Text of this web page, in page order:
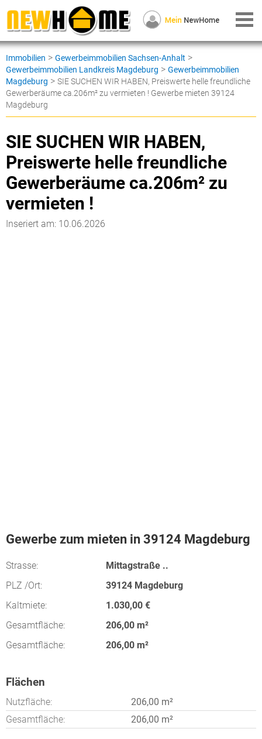
Immobilien > Gewerbeimmobilien Sachsen-Anhalt >
Gewerbeimmobilien Landkreis Magdeburg > Gewerbeimmobilien
Magdeburg > SIE SUCHEN WIR HABEN, Preiswerte helle freundliche
Gewerberäume ca.206m² zu vermieten ! Gewerbe mieten 39124
Magdeburg
SIE SUCHEN WIR HABEN,
Preiswerte helle freundliche
Gewerberäume ca.206m² zu
vermieten !
Inseriert am: 10.06.2026
Gewerbe zum mieten in 39124 Magdeburg
Strasse:
Mittagstraße ..
PLZ /Ort:
39124 Magdeburg
Kaltmiete:
1.030,00 €
Gesamtfläche:
206,00 m²
Gesamtfläche:
206,00 m²
Flächen
Nutzfläche:
206,00 m²
Gesamtfläche:
206,00 m²